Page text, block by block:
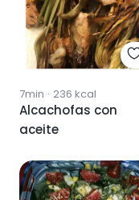
7min · 236 kcal
Alcachofas con
aceite